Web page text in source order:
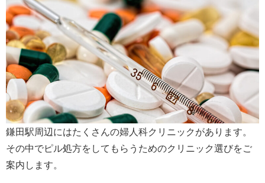
鎌田駅周辺にはたくさんの婦人科クリニックがあります。
その中でピル処方をしてもらうためのクリニック選びをご
案内します。